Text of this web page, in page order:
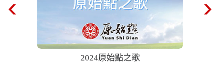
2024原始點之歌